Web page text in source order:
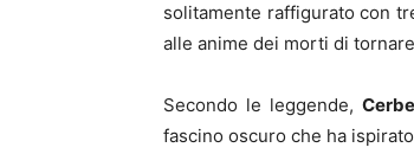
solitamente raffigurato con
alle anime dei morti di
Secondo le leggende,
fascino oscuro che ha